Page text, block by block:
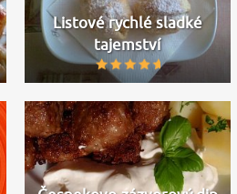
Listové rychlé sladké
tajemství